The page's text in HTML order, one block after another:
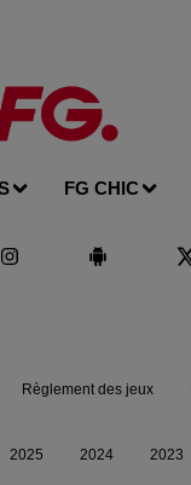
FG CHIC
Règlement des jeux
2025 2024 2023